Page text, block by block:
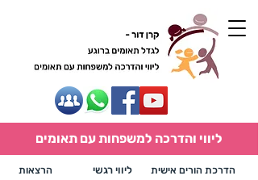
הדרכת הורים אישית הרצאות
ליווי והדרכה למשפחות עם תאומים
ליווי רגשי